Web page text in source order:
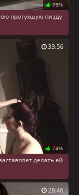
75%
протухшую пизду
74%
делать ей
33:56
28:46